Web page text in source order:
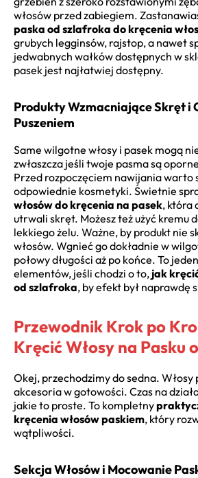
włosów przed zabiegiem.
paska od szlafroka do kręcenia
grubych legginsów, rajstop, a nawet
jedwabnych wałków dostępnych w
pasek jest najłatwiej dostępny.
Produkty Wzmacniające Skręt i
Puszeniem
Same wilgotne włosy i pasek mogą
zwłaszcza jeśli twoje pasma są
Przed rozpoczęciem nawijania warto
odpowiednie kosmetyki. Świetnie
włosów do kręcenia na pasek, która
utrwali skręt. Możesz też użyć kremu
lekkiego żelu. Ważne, by produkt nie
włosów. Wgnieć go dokładnie w
połowy długości aż po końce. To
elementów, jeśli chodzi o to, jak
od szlafroka, by efekt był naprawdę
Przewodnik Krok po
Kręcić Włosy na Pasku
Okej, przechodzimy do sedna.
akcesoria w gotowości. Czas na
jakie to proste. To kompletny
kręcenia włosów paskiem, który
wątpliwości.
Sekcja Włosów i Mocowanie